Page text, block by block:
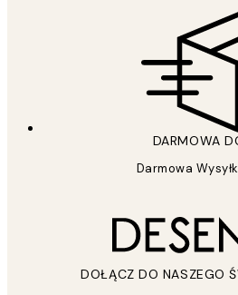
DARMOWA
Darmowa
DOŁĄCZ DO NASZEGO